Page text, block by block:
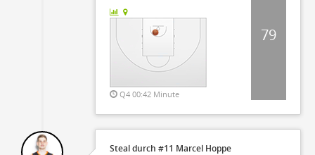
Q4 00:42 Minute
79
Steal durch #11 Marcel Hoppe